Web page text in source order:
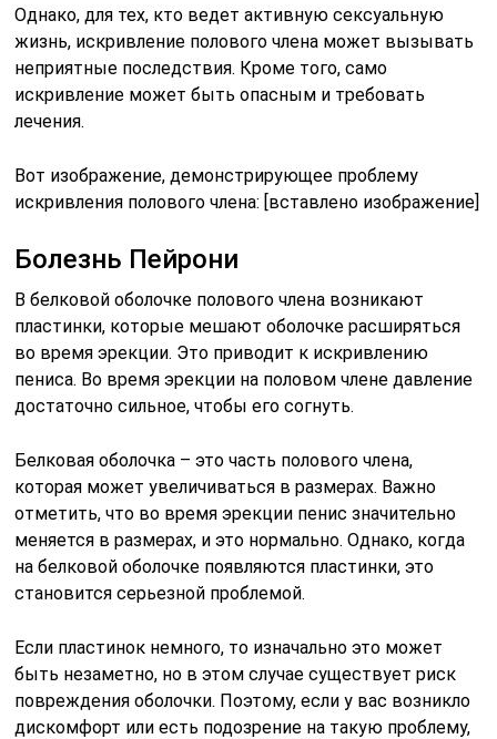
Однако, для тех, кто ведет активную сексуальную
жизнь, искривление полового члена может вызывать
неприятные последствия. Кроме того, само
искривление может быть опасным и требовать
лечения.
Вот изображение, демонстрирующее проблему
искривления полового члена: [вставлено изображение]
Болезнь Пейрони
В белковой оболочке полового члена возникают
пластинки, которые мешают оболочке расширяться
во время эрекции. Это приводит к искривлению
пениса. Во время эрекции на половом члене давление
достаточно сильное, чтобы его согнуть.
Белковая оболочка – это часть полового члена,
которая может увеличиваться в размерах. Важно
отметить, что во время эрекции пенис значительно
меняется в размерах, и это нормально. Однако, когда
на белковой оболочке появляются пластинки, это
становится серьезной проблемой.
Если пластинок немного, то изначально это может
быть незаметно, но в этом случае существует риск
повреждения оболочки. Поэтому, если у вас возникло
дискомфорт или есть подозрение на такую проблему,